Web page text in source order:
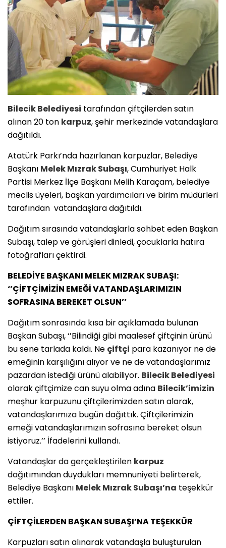
BilecikBelediyesi tarafından çiftçilerden satın
alınan 20 ton karpuz, şehir merkezinde vatandaşlara
dağıtıldı.
Atatürk Parkı’nda hazırlanan karpuzlar, Belediye
Başkanı Melek Mızrak Subaşı, Cumhuriyet Halk
Partisi Merkez İlçe Başkanı Melih Karaçam, belediye
meclis üyeleri, başkan yardımcıları ve birim müdürleri
tarafından vatandaşlara dağıtıldı.
Dağıtım sırasında vatandaşlarla sohbet eden Başkan
Subaşı, talep ve görüşleri dinledi, çocuklarla hatıra
fotoğrafları çektirdi.
BELEDİYE BAŞKANI MELEK MIZRAK SUBAŞI:
‘’ÇİFTÇİMİZİN EMEĞİ VATANDAŞLARIMIZIN
SOFRASINA BEREKET OLSUN’’
Dağıtım sonrasında kısa bir açıklamada bulunan
Başkan Subaşı, ‘’Bilindiği gibi maalesef çiftçinin ürünü
bu sene tarlada kaldı. Ne çiftçi para kazanıyor ne de
emeğinin karşılığını alıyor ve ne de vatandaşlarımız
pazardan istediği ürünü alabiliyor. BilecikBelediyesi
olarak çiftçimize can suyu olma adına Bilecik’imizin
meşhur karpuzunu çiftçilerimizden satın alarak,
vatandaşlarımıza bugün dağıttık. Çiftçilerimizin
emeği vatandaşlarımızın sofrasına bereket olsun
istiyoruz.’’ İfadelerini kullandı.
Vatandaşlar da gerçekleştirilen karpuz
dağıtımından duydukları memnuniyeti belirterek,
Belediye Başkanı Melek Mızrak Subaşı’na teşekkür
ettiler.
ÇİFTÇİLERDEN BAŞKAN SUBAŞI’NA TEŞEKKÜR
Karpuzları satın alınarak vatandaşla buluşturulan